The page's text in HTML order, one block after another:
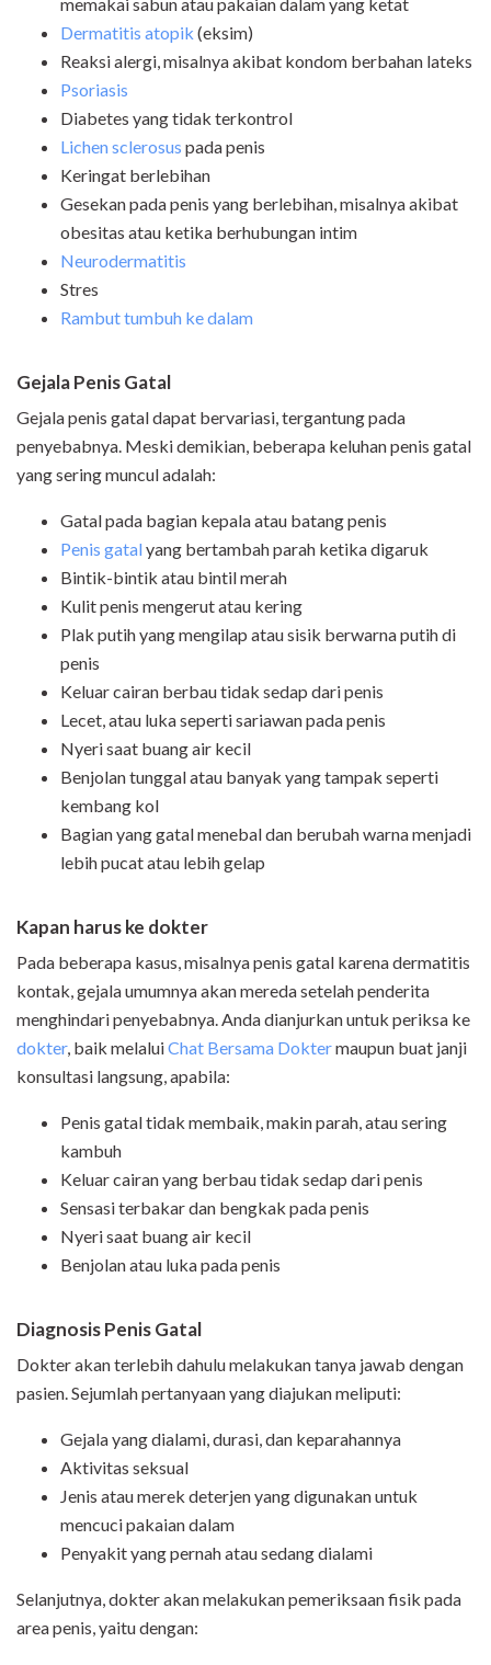
Dermatitis atopik (eksim)
Reaksi alergi, misalnya akibat kondom berbahan lateks
Psoriasis
Diabetes yang tidak terkontrol
Lichen sclerosus pada penis
Keringat berlebihan
Gesekan pada penis yang berlebihan, misalnya akibat
obesitas atau ketika berhubungan intim
Neurodermatitis
Stres
Rambut tumbuh ke dalam
Gejala Penis Gatal
Gejala penis gatal dapat bervariasi, tergantung pada
penyebabnya. Meski demikian, beberapa keluhan penis gatal
yang sering muncul adalah:
Gatal pada bagian kepala atau batang penis
Penis gatalyang bertambah parah ketika digaruk
Bintik-bintik atau bintil merah
Kulit penis mengerut atau kering
Plak putih yang mengilap atau sisik berwarna putih di
penis
Keluar cairan berbau tidak sedap dari penis
Lecet, atau luka seperti sariawan pada penis
Nyeri saat buang air kecil
Benjolan tunggal atau banyak yang tampak seperti
kembang kol
Bagian yang gatal menebal dan berubah warna menjadi
lebih pucat atau lebih gelap
Kapan harus ke dokter
Pada beberapa kasus, misalnya penis gatal karena dermatitis
kontak, gejala umumnya akan mereda setelah penderita
menghindari penyebabnya. Anda dianjurkan untuk periksa ke
dokter, baik melaluiChat Bersama Doktermaupun buat janji
konsultasi langsung, apabila:
Penis gatal tidak membaik, makin parah, atau sering
kambuh
Keluar cairan yang berbau tidak sedap dari penis
Sensasi terbakar dan bengkak pada penis
Nyeri saat buang air kecil
Benjolan atau luka pada penis
Diagnosis Penis Gatal
Dokter akan terlebih dahulu melakukan tanya jawab dengan
pasien. Sejumlah pertanyaan yang diajukan meliputi:
Gejala yang dialami, durasi, dan keparahannya
Aktivitas seksual
Jenis atau merek deterjen yang digunakan untuk
mencuci pakaian dalam
Penyakit yang pernah atau sedang dialami
Selanjutnya, dokter akan melakukan pemeriksaan fisik pada
area penis, yaitu dengan: